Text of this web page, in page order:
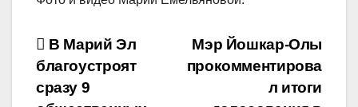
Навигация
по
Мэр Йошкар-Олы
прокомментирова
л итоги
В Марий Эл
благоустроят
сразу 9